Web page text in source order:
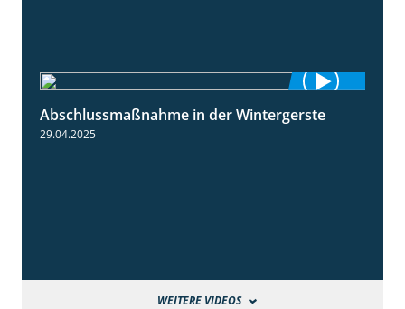
1:49
Abschlussmaßnahme in der Wintergerste
29.04.2025
WEITERE VIDEOS